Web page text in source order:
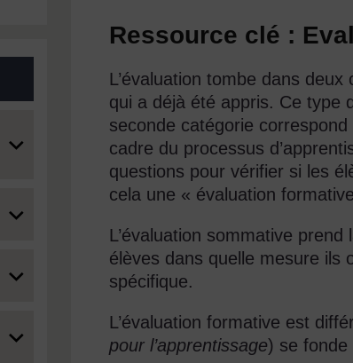
Ressource clé :
L’évaluation tombe dans
qui a déjà été appris. Ce type
seconde catégorie
cadre du processus
questions pour vérifier si les
cela une « évaluation
L’évaluation sommative
élèves dans quelle mesure ils
spécifique.
L’évaluation formative est
pour l’apprentissage) se fonde